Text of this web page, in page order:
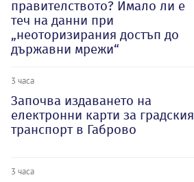
правителството? Имало ли е
теч на данни при
„неоторизирания достъп до
държавни мрежи“
3 часа
Започва издаването на
електронни карти за градския
транспорт в Габрово
3 часа